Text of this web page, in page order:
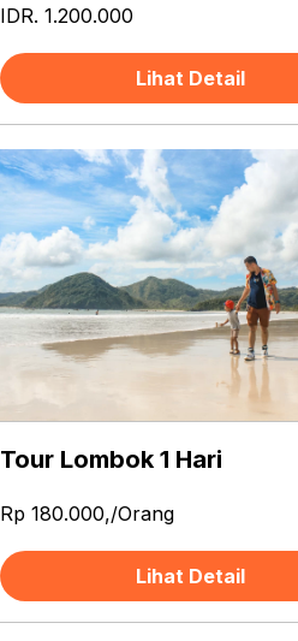
IDR. 1.200.000
Lihat Detail
Tour Lombok 1 Hari
Rp 180.000,/Orang
Lihat Detail